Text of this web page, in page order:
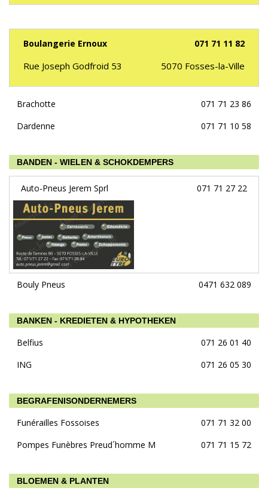
Boulangerie Ernoux 071 71 11 82
Rue Joseph Godfroid 53 5070 Fosses-la-Ville
Brachotte
071 71 23 86
Dardenne
071 71 10 58
BANDEN - WIELEN & SCHOKDEMPERS
Auto-Pneus Jerem Sprl 071 71 27 22
Bouly Pneus 0471 632 089
BANKEN - KREDIETEN & HYPOTHEKEN
Belfius
071 26 01 40
ING
071 26 05 30
BEGRAFENISONDERNEMERS
Funérailles Fossoises
071 71 32 00
Pompes Funèbres Preud´homme M
071 71 15 72
BLOEMEN & PLANTEN